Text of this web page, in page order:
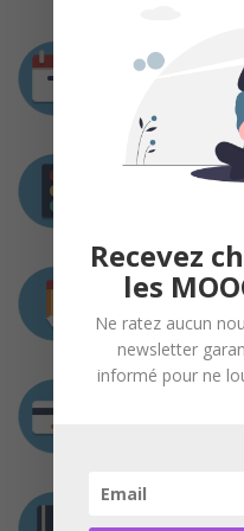
Durée
Disponible toute
Prérequis
Charge de
20 heures au
Certification
Recevez
les
Ne ratez aucun
newsletter
informé pour ne